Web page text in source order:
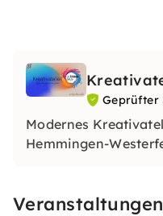
Geprüfter
Modernes
Hemmingen-